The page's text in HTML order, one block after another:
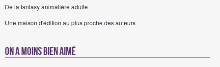
De la fantasy animalière adulte
Une maison d'édition au plus proche des auteurs
On a moins bien aimé